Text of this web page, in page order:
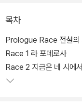
심사위원들의 지지를 얻
야기의 건강함, 청소년들
반에서 느껴지는 따뜻함
을 잃고 작가의 후일담으
년문학이 앞으로 나아가
목차
Prologue Race 전설의
Race 1 라 포데로사
Race 2 지금은 네 시에